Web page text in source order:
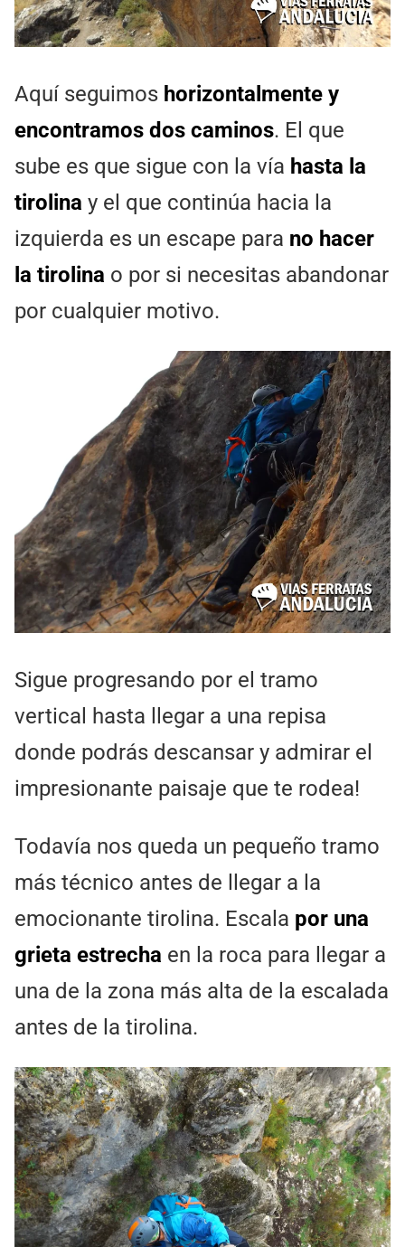
Aquí seguimos horizontalmente y
encontramos dos caminos. El que
sube es que sigue con la vía hasta la
tirolina y el que continúa hacia la
izquierda es un escape para no hacer
la tirolina o por si necesitas abandonar
por cualquier motivo.
Sigue progresando por el tramo
vertical hasta llegar a una repisa
donde podrás descansar y admirar el
impresionante paisaje que te rodea!
Todavía nos queda un pequeño tramo
más técnico antes de llegar a la
emocionante tirolina. Escala por una
grieta estrecha en la roca para llegar a
una de la zona más alta de la escalada
antes de la tirolina.